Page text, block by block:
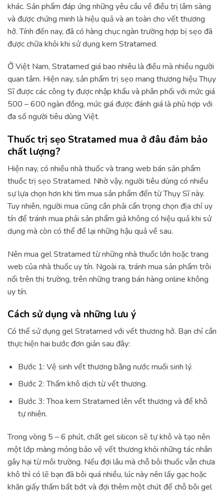
khác. Sản phẩm đáp ứng những yêu cầu về điều trị lâm sàng
và được chứng minh là hiệu quả và an toàn cho vết thương
hở. Tính đến nay, đã có hàng chục ngàn trường hợp bị sẹo đã
được chữa khỏi khi sử dụng kem Stratamed.
Ở Việt Nam, Stratamed giá bao nhiêu là điều mà nhiều người
quan tâm. Hiện nay, sản phẩm trị sẹo mang thương hiệu Thụy
Sĩ được các công ty được nhập khẩu và phân phối với mức giá
500 – 600 ngàn đồng, mức giá được đánh giá là phù hợp với
đa số người tiêu dùng Việt.
Thuốc trị sẹo Stratamed mua ở đâu đảm bảo
chất lượng?
Hiện nay, có nhiều nhà thuốc và trang web bán sản phẩm
thuốc trị sẹo Stratamed. Nhờ vậy, người tiêu dùng có nhiều
sự lựa chọn hơn khi tìm mua sản phẩm đến từ Thụy Sĩ này.
Tuy nhiên, người mua cũng cần phải cẩn trọng chọn địa chỉ uy
tín để tránh mua phải sản phẩm giả không có hiệu quả khi sử
dụng mà còn có thể để lại những hậu quả về sau.
Nên mua gel Stratamed từ những nhà thuốc lớn hoặc trang
web của nhà thuốc uy tín. Ngoài ra, tránh mua sản phẩm trôi
nổi trên thị trường, trên những trang bán hàng online không
uy tín.
Cách sử dụng và những lưu ý
Có thể sử dụng gel Stratamed với vết thương hở. Bạn chỉ cần
thực hiện hai bước đơn giản sau đây:
Bước 1: Vệ sinh vết thương bằng nước muối sinh lý.
Bước 2: Thấm khô dịch từ vết thương.
Bước 3: Thoa kem Stratamed lên vết thương và để khô
tự nhiên.
Trong vòng 5 – 6 phút, chất gel silicon sẽ tự khô và tạo nên
một lớp màng mỏng bảo vệ vết thương khỏi những tác nhân
gây hại từ môi trường. Nếu đợi lâu mà chỗ bôi thuốc vẫn chưa
khô thì có lẽ bạn đã bôi quá nhiều, lúc này nên lấy gạc hoặc
khăn giấy thấm bất bớt và đợi thêm một chút để chỗ bôi gel